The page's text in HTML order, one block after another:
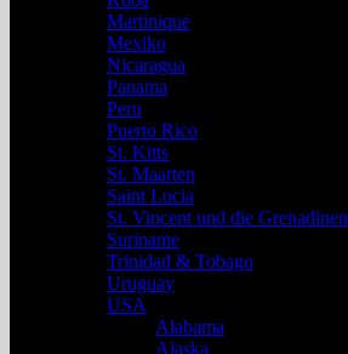
Martinique
Mexiko
Nicaragua
Panama
Peru
Puerto Rico
St. Kitts
St. Maarten
Saint Lucia
St. Vincent und die Grenadinen
Suriname
Trinidad & Tobago
Uruguay
USA
Alabama
Alaska